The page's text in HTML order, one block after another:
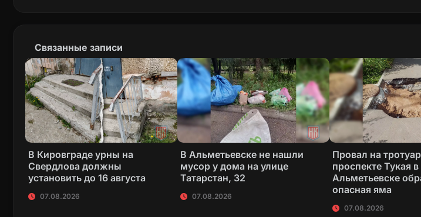
Связанные записи
В Кировграде урны на
Свердлова должны
установить до 16 августа
07.08.2026
В Альметьевске не нашли
мусор у дома на улице
Татарстан, 32
07.08.2026
Провал на
проспекте Тукая в
Альметьевске
опасная яма
07.08.2026